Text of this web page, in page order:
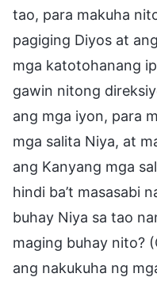
tao, para makuha
pagiging Diyos at
mga katotohanang
gawin nitong
ang mga iyon, para
mga salita Niya, at
ang Kanyang mga
hindi ba’t masasabi
buhay Niya sa tao
maging buhay nito?
ang nakukuha ng